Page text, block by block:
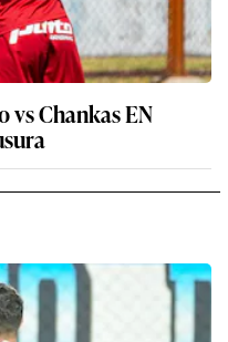
vs Chankas EN